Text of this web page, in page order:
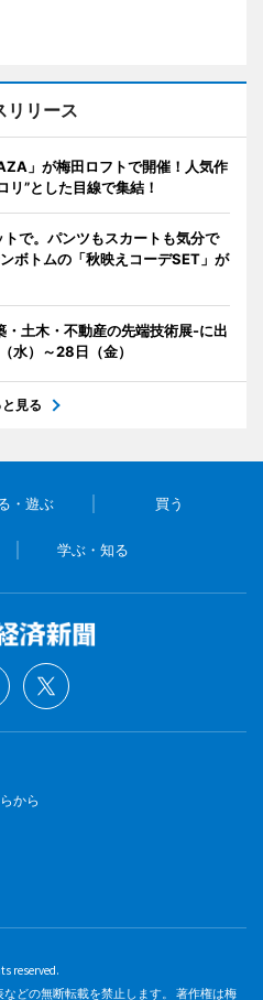
リリース
」が梅田ロフトで開催！人気作
リ”とした目線で集結！
で。パンツもスカートも気分で
ボトムの「秋映えコーデSET」が
土木・不動産の先端技術展-に出
水）～28日（金）
と見る
・遊ぶ 買う
学ぶ・知る
から
reserved.
どの無断転載を禁止します。 著作権は梅